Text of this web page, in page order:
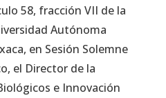
58, fracción VII de la
Autónoma
en Sesión Solemne
el Director de la
e Innovación